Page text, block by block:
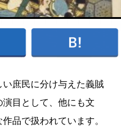
庶民に分け与えた義賊
目として、他にも文
品で扱われています。